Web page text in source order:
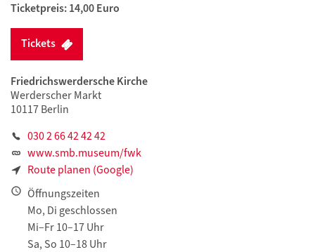
Ticketpreis: 14,00 Euro
Tickets
Friedrichswerdersche Kirche
Werderscher Markt
10117 Berlin
030 2 66 42 42 42
www.smb.museum/fwk
Route planen (Google)
Öffnungszeiten
Mo, Di geschlossen
Mi–Fr 10–17 Uhr
Sa, So 10–18 Uhr